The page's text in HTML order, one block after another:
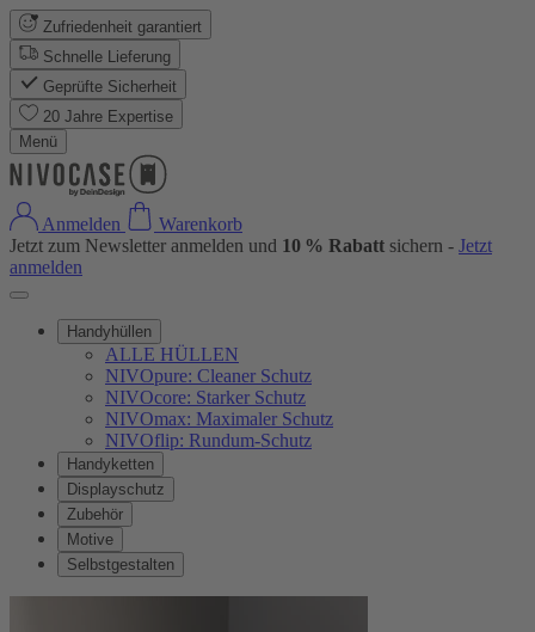
Zufriedenheit garantiert
Schnelle Lieferung
Geprüfte Sicherheit
20 Jahre Expertise
Menü
Anmelden
Warenkorb
Jetzt zum Newsletter anmelden und 10 % Rabatt sichern - Jetzt
anmelden
Handyhüllen
ALLE HÜLLEN
NIVOpure: Cleaner Schutz
NIVOcore: Starker Schutz
NIVOmax: Maximaler Schutz
NIVOflip: Rundum-Schutz
Handyketten
Displayschutz
Zubehör
Motive
Selbstgestalten